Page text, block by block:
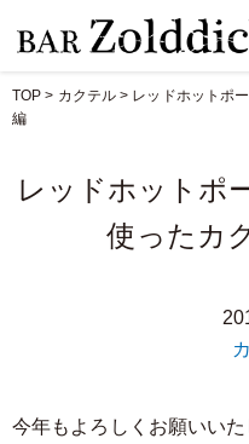
TOP > カクテル > レッドホットポ
編
レッドホットポ
使ったカ
今年もよろしくお願いいた